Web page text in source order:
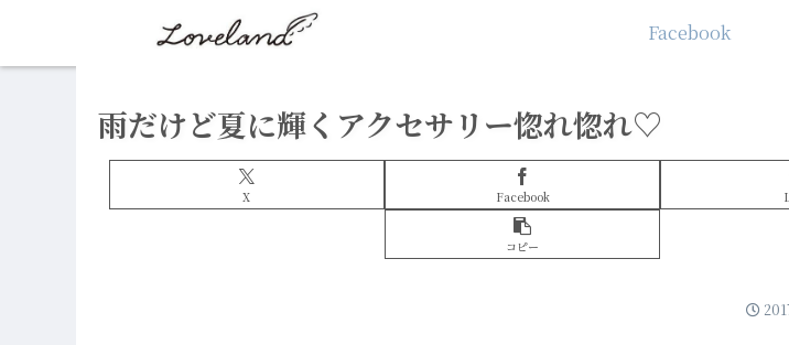
Facebook
雨だけど夏に輝くアクセサリー惚れ惚れ♡
X Facebook
コピー